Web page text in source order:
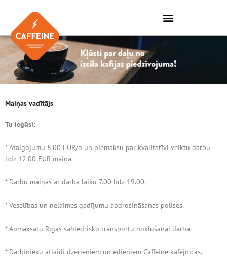
content
Maiņas vadītājs
Tu iegūsi:
* Atalgojumu 8.00 EUR/h un piemaksu par kvalitatīvi veiktu darbu
līdz 12.00 EUR maiņā.
* Darbu maiņās ar darba laiku 7.00 līdz 19.00.
* Veselības un nelaimes gadījumu apdrošināšanas polises.
* Apmaksātu Rīgas sabiedrisko transportu nokļūšanai darbā.
* Darbinieku atlaidi dzērieniem un ēdieniem Caffeine kafejnīcās.